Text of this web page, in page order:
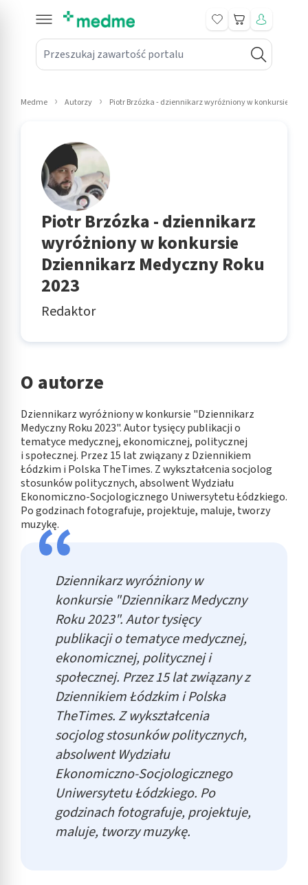
Przeszukaj zawartość portalu
Koszyk
submenu: Leki na receptę
submenu: Mama i dziecko
submenu: Kosmetyki
submenu: Higiena
submenu: Sprzęt medyczny
submenu: Intymne
submenu: Wellness
Medme Autorzy Piotr Brzózka - dziennikarz wyróżniony w konkursie
Piotr Brzózka - dziennikarz
wyróżniony w konkursie
Dziennikarz Medyczny Roku
2023
Redaktor
O autorze
Dziennikarz wyróżniony w konkursie "Dziennikarz
Medyczny Roku 2023". Autor tysięcy publikacji o
tematyce medycznej, ekonomicznej, politycznej
i społecznej. Przez 15 lat związany z Dziennikiem
Łódzkim i Polska TheTimes. Z wykształcenia socjolog
stosunków politycznych, absolwent Wydziału
Ekonomiczno-Socjologicznego Uniwersytetu Łódzkiego.
Po godzinach fotografuje, projektuje, maluje, tworzy
muzykę.
Dziennikarz wyróżniony w
konkursie "Dziennikarz Medyczny
Roku 2023". Autor tysięcy
publikacji o tematyce medycznej,
ekonomicznej, politycznej i
społecznej. Przez 15 lat związany z
Dziennikiem Łódzkim i Polska
TheTimes. Z wykształcenia
socjolog stosunków politycznych,
absolwent Wydziału
Ekonomiczno-Socjologicznego
Uniwersytetu Łódzkiego. Po
godzinach fotografuje, projektuje,
maluje, tworzy muzykę.